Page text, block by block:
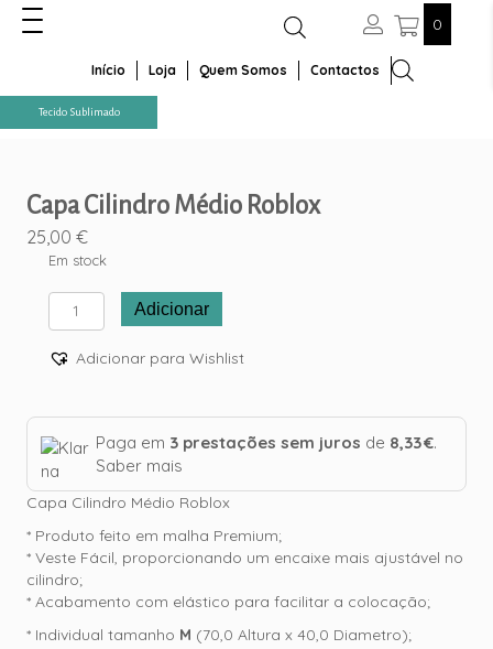
0
Início Loja Quem Somos Contactos
Tecido Sublimado
Capa Cilindro Médio Roblox
25,00 €
Em stock
Quantidade
de
Cilindro
Roblox
Adicionar
Adicionar para Wishlist
Paga em 3 prestações sem juros de 8,33 €.
Saber mais
Capa Cilindro Médio Roblox
* Produto feito em malha Premium;
* Veste Fácil, proporcionando um encaixe mais ajustável no
cilindro;
* Acabamento com elástico para facilitar a colocação;
* Individual tamanho M (70,0 Altura x 40,0 Diametro);